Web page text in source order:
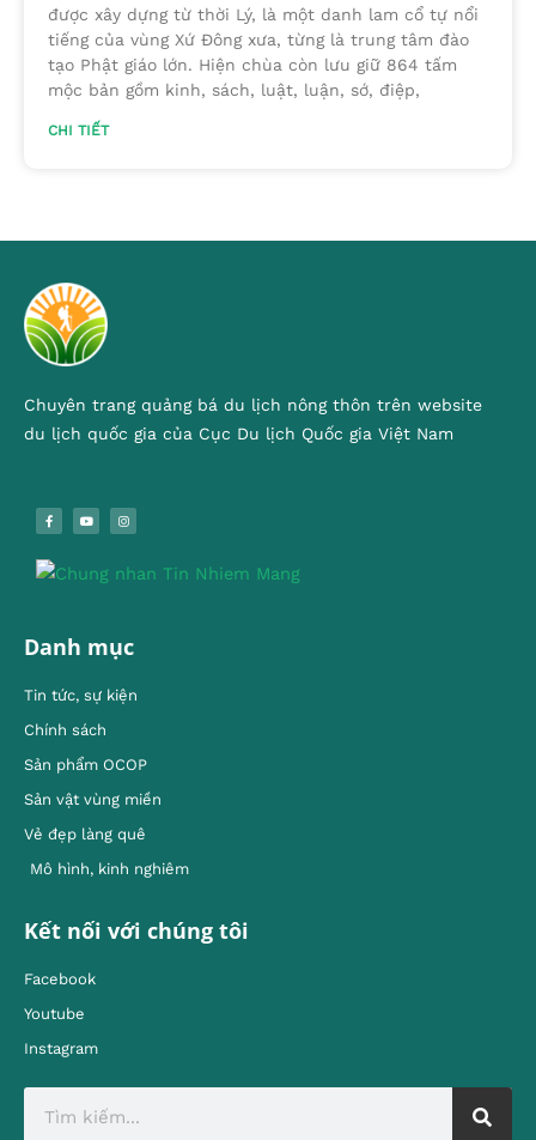
được xây dựng từ thời Lý, là một danh lam cổ tự nổi
tiếng của vùng Xứ Đông xưa, từng là trung tâm đào
tạo Phật giáo lớn. Hiện chùa còn lưu giữ 864 tấm
mộc bản gồm kinh, sách, luật, luận, sớ, điệp,
CHI TIẾT
Chuyên trang quảng bá du lịch nông thôn trên website
du lịch quốc gia của Cục Du lịch Quốc gia Việt Nam
Danh mục
Tin tức, sự kiện
Chính sách
Sản phẩm OCOP
Sản vật vùng miền
Vẻ đẹp làng quê
Mô hình, kinh nghiêm
Kết nối với chúng tôi
Facebook
Youtube
Instagram